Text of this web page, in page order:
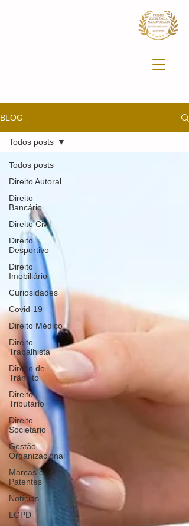
BLOG
Todos posts
Direito Autoral
Direito
Bancário
Direito Civil
Direito
Desportivo
Direito
Imobiliário
Curiosidades
Covid-19
Direito Médico
Direito
Trabalhista
Direito de
Trânsito
Direito
Tributário
Direito
Societário
Gestão
Organizacional
Marcas e
Patentes
Notícias
LGPD
Todos posts